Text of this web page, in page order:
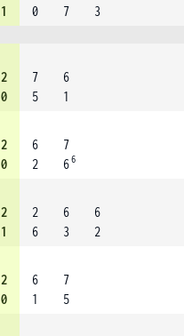
1
0
7
3
2
0
7
5
6
1
2
0
6
2
7
66
2
1
2
6
6
3
6
2
2
0
6
1
7
5